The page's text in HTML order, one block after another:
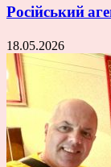
Російський
18.05.2026